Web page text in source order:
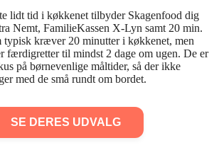
lidt tid i køkkenet tilbyder Skagenfood dig
Nemt, FamilieKassen X-Lyn samt 20 min.
typisk kræver 20 minutter i køkkenet, men
færdigretter til mindst 2 dage om ugen. De er
på børnevenlige måltider, så der ikke
med de små rundt om bordet.
SE DERES UDVALG